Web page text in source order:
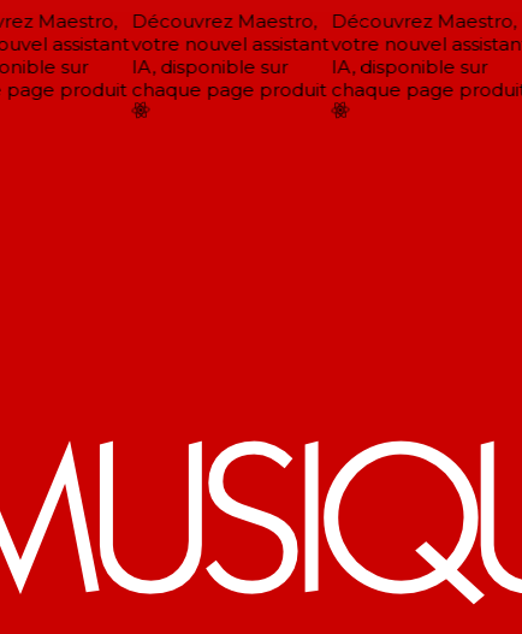
Maestro,
assistant
sur
produit
Découvrez Maestro,
votre nouvel assistant
IA, disponible sur
chaque page produit
Découvrez Maestro,
votre nouvel assistant
IA, disponible sur
chaque page produit